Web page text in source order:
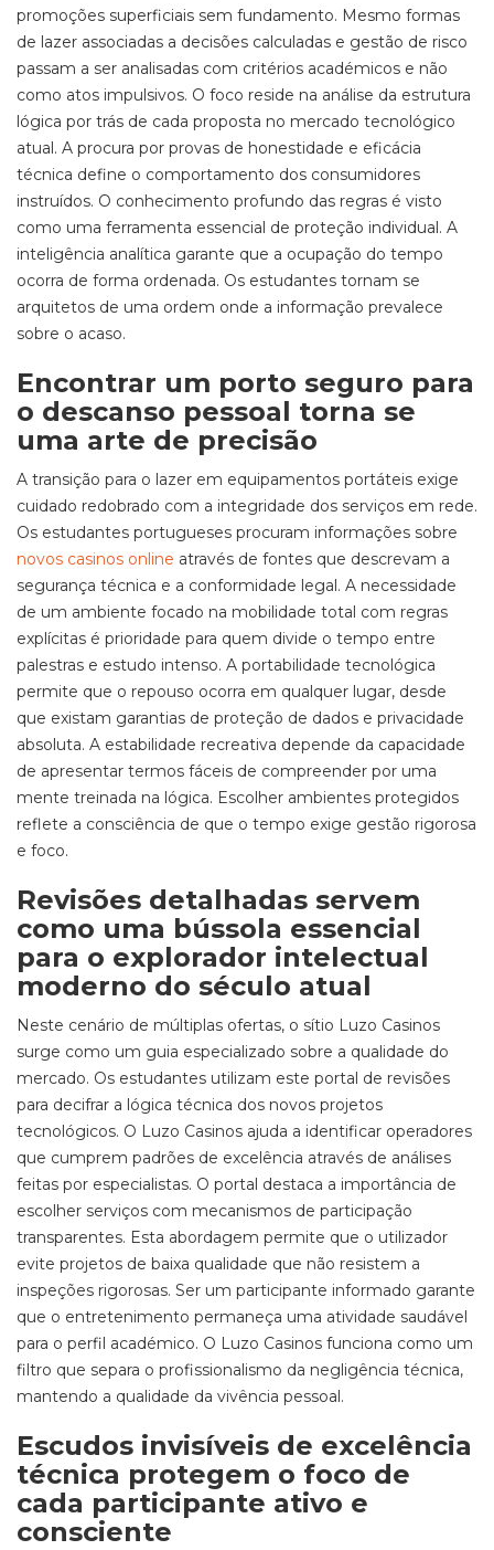
promoções superficiais sem fundamento. Mesmo formas
de lazer associadas a decisões calculadas e gestão de risco
passam a ser analisadas com critérios académicos e não
como atos impulsivos. O foco reside na análise da estrutura
lógica por trás de cada proposta no mercado tecnológico
atual. A procura por provas de honestidade e eficácia
técnica define o comportamento dos consumidores
instruídos. O conhecimento profundo das regras é visto
como uma ferramenta essencial de proteção individual. A
inteligência analítica garante que a ocupação do tempo
ocorra de forma ordenada. Os estudantes tornam se
arquitetos de uma ordem onde a informação prevalece
sobre o acaso.
Encontrar um porto seguro para
o descanso pessoal torna se
uma arte de precisão
A transição para o lazer em equipamentos portáteis exige
cuidado redobrado com a integridade dos serviços em rede.
Os estudantes portugueses procuram informações sobre
novos casinos online através de fontes que descrevam a
segurança técnica e a conformidade legal. A necessidade
de um ambiente focado na mobilidade total com regras
explícitas é prioridade para quem divide o tempo entre
palestras e estudo intenso. A portabilidade tecnológica
permite que o repouso ocorra em qualquer lugar, desde
que existam garantias de proteção de dados e privacidade
absoluta. A estabilidade recreativa depende da capacidade
de apresentar termos fáceis de compreender por uma
mente treinada na lógica. Escolher ambientes protegidos
reflete a consciência de que o tempo exige gestão rigorosa
e foco.
Revisões detalhadas servem
como uma bússola essencial
para o explorador intelectual
moderno do século atual
Neste cenário de múltiplas ofertas, o sítio Luzo Casinos
surge como um guia especializado sobre a qualidade do
mercado. Os estudantes utilizam este portal de revisões
para decifrar a lógica técnica dos novos projetos
tecnológicos. O Luzo Casinos ajuda a identificar operadores
que cumprem padrões de excelência através de análises
feitas por especialistas. O portal destaca a importância de
escolher serviços com mecanismos de participação
transparentes. Esta abordagem permite que o utilizador
evite projetos de baixa qualidade que não resistem a
inspeções rigorosas. Ser um participante informado garante
que o entretenimento permaneça uma atividade saudável
para o perfil académico. O Luzo Casinos funciona como um
filtro que separa o profissionalismo da negligência técnica,
mantendo a qualidade da vivência pessoal.
Escudos invisíveis de excelência
técnica protegem o foco de
cada participante ativo e
consciente